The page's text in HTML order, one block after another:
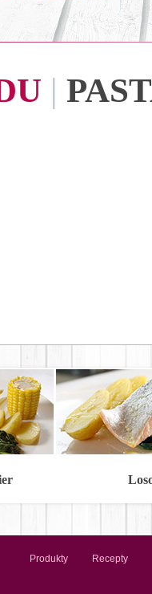
|
Produkty Recepty